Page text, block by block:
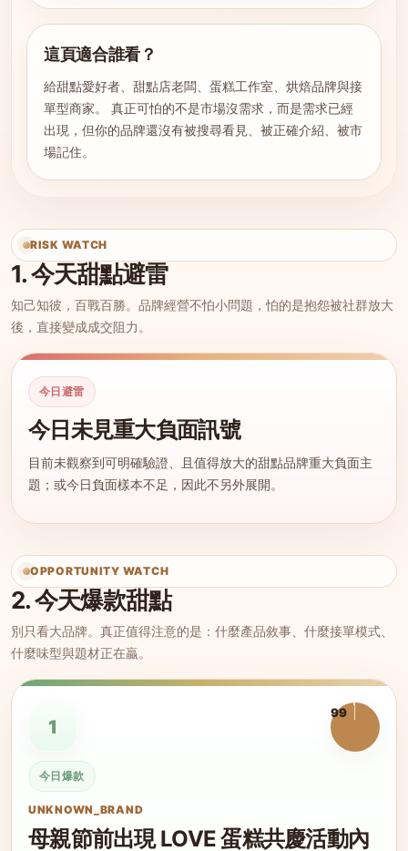
這頁適合誰看？
給甜點愛好者、甜點店老闆、蛋糕工作室、烘焙品牌與接
單型商家。 真正可怕的不是市場沒需求，而是需求已經
出現，但你的品牌還沒有被搜尋看見、被正確介紹、被市
場記住。
RISK WATCH
1. 今天甜點避雷
知己知彼，百戰百勝。品牌經營不怕小問題，怕的是抱怨被社群放大
後，直接變成成交阻力。
今日避雷
今日未見重大負面訊號
目前未觀察到可明確驗證、且值得放大的甜點品牌重大負面主
題；或今日負面樣本不足，因此不另外展開。
OPPORTUNITY WATCH
2. 今天爆款甜點
別只看大品牌。真正值得注意的是：什麼產品敘事、什麼接單模式、
什麼味型與題材正在贏。
1
99
今日爆款
UNKNOWN_BRAND
母親節前出現 LOVE 蛋糕共慶活動內